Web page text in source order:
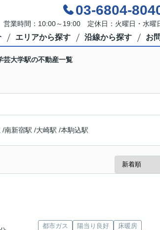
03-6804-
営業時間：10:00～19:00 定休日：火曜日・水曜
エリアから探す 沿線から探す お
芸大学駅の不動産一覧
/南新宿駅 /大崎駅 /本駒込駅
都市ガス 陽当り良好
床暖房